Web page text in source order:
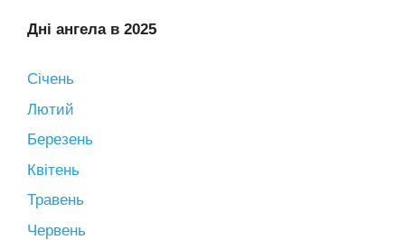
Дні ангела в 2025
Січень
Лютий
Березень
Квітень
Травень
Червень